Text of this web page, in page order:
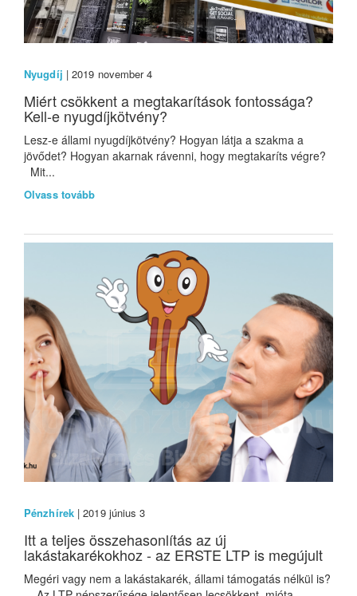
Nyugdíj | 2019 november 4
Miért csökkent a megtakarítások fontossága?
Kell-e nyugdíjkötvény?
Lesz-e állami nyugdíjkötvény? Hogyan látja a szakma a
jövődet? Hogyan akarnak rávenni, hogy megtakaríts végre?
Mit...
Olvass tovább
Pénzhírek| 2019 június 3
Itt a teljes összehasonlítás az új
lakástakarékokhoz - az ERSTE LTP is megújult
Megéri vagy nem a lakástakarék, állami támogatás nélkül is?